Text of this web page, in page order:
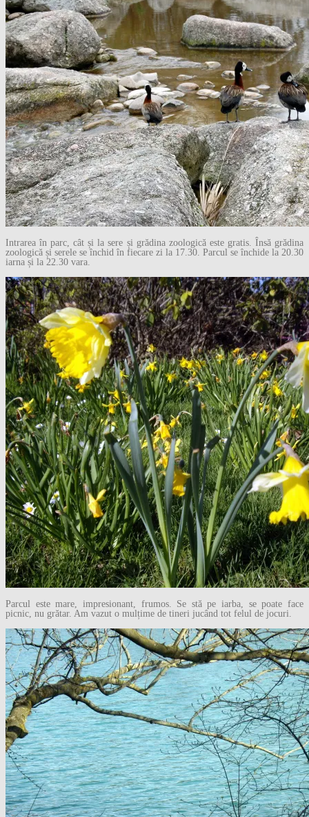
Intrarea în parc, cât și la sere și grădina zoologică este gratis. Însă grădina
zoologică și serele se închid în fiecare zi la 17.30. Parcul se închide la 20.30
iarna și la 22.30 vara.
Parcul este mare, impresionant, frumos. Se stă pe iarba, se poate face
picnic, nu grătar. Am vazut o mulțime de tineri jucând tot felul de jocuri.